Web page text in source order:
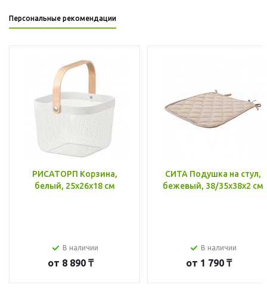
Персональные рекомендации
РИСАТОРП Корзина,
белый, 25x26x18 см
В наличии
от 8 890 ₸
СИТА Подушка на стул,
бежевый, 38/35x38x2 см
В наличии
от 1 790 ₸